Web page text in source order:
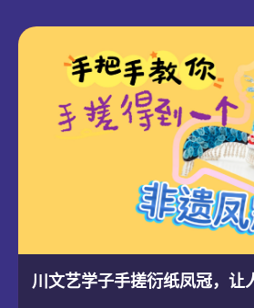
川文艺学子手搓衍纸凤冠，让